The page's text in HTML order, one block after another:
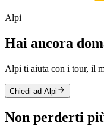
Alpi
Hai ancora
Alpi ti aiuta con i tour, il
Chiedi ad Alpi
Non perderti